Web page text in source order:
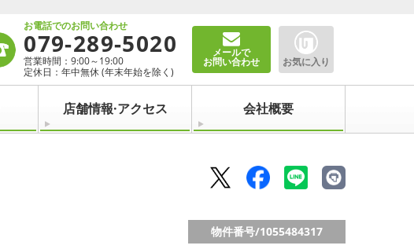
お電話でのお問い合わせ
079-289-5020
営業時間：9:00～19:00
定休日：年中無休 (年末年始を除く)
メールで
お問い合わせ お気に入り
店舗情報·アクセス 会社概要
物件番号/1055484317